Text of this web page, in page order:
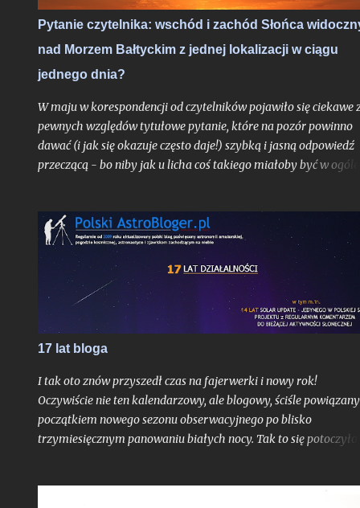
wakacyjnego roju meteorów, których tylko w jedną noc
ujrzeć więcej, niż większość ludzi zobaczy przez całe życie.
Oczywiście jak zawsze pod głównym warunkiem: jeśli
zachmurzenie zrobi sobie od nas wakacje...
Pytanie czytelnika: wschód i zachód Słońca
nad Morzem Bałtyckim z jednej lokalizacji w ciągu
jednego dnia?
W maju w korespondencji od czytelników pojawiło się ciekawe
pewnych względów tytułowe pytanie, które na pozór powinno
dawać (i jak się okazuje często daje!) szybką i jasną odpowiedź
przeczącą - bo niby jak u licha coś takiego miałoby być w ogóle
postanowiłem opisać teraz jeszcze szerzej w ramach całego
na blogu, albowiem stanowi ono bardzo interesujące zadanie
obserwacyjne, do wykonania którego chciałbym dziś zachęcić
zwłaszcza tych z Was, którzy mieszkają nad Morzem
17 lat bloga
I tak oto znów przyszedł czas na fajerwerki i nowy rok!
Oczywiście nie ten kalendarzowy, ale blogowy, ściśle
początkiem nowego sezonu obserwacyjnego po blisko
trzymiesięcznym panowaniu białych nocy. Tak to się